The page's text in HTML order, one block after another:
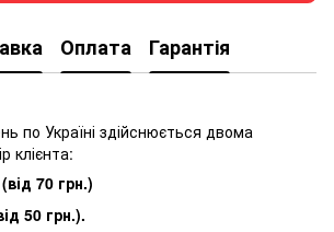
Оплата Гарантія
по Україні здійснюється двома
клієнта:
70 грн.)
50 грн.).